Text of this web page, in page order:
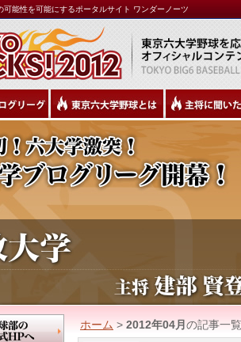
可能性を可能にするポータルサイト ワンダーノーツ
ホーム > 2012年04月 の記事一覧